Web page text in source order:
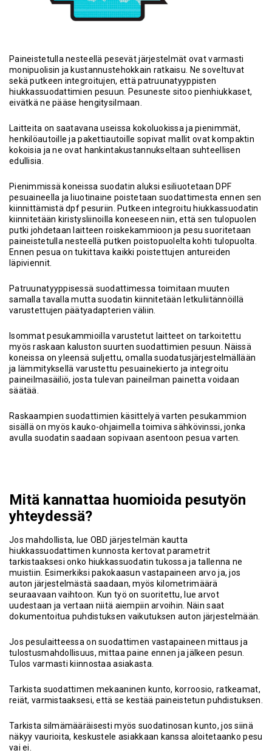
Paineistetulla nesteellä pesevät järjestelmät ovat varmasti
monipuolisin ja kustannustehokkain ratkaisu. Ne soveltuvat
sekä putkeen integroitujen, että patruunatyyppisten
hiukkassuodattimien pesuun. Pesuneste sitoo pienhiukkaset,
eivätkä ne pääse hengitysilmaan.
Laitteita on saatavana useissa kokoluokissa ja pienimmät,
henkilöautoille ja pakettiautoille sopivat mallit ovat kompaktin
kokoisia ja ne ovat hankintakustannukseltaan suhteellisen
edullisia.
Pienimmissä koneissa suodatin aluksi esiliuotetaan DPF
pesuaineella ja liuotinaine poistetaan suodattimesta ennen sen
kiinnittämistä dpf pesuriin. Putkeen integroitu hiukkassuodatin
kiinnitetään kiristysliinoilla koneeseen niin, että sen tulopuolen
putki johdetaan laitteen roiskekammioon ja pesu suoritetaan
paineistetulla nesteellä putken poistopuolelta kohti tulopuolta.
Ennen pesua on tukittava kaikki poistettujen antureiden
läpiviennit.
Patruunatyyppisessä suodattimessa toimitaan muuten
samalla tavalla mutta suodatin kiinnitetään letkuliitännöillä
varustettujen päätyadapterien väliin.
Isommat pesukammioilla varustetut laitteet on tarkoitettu
myös raskaan kaluston suurten suodattimien pesuun. Näissä
koneissa on yleensä suljettu, omalla suodatusjärjestelmällään
ja lämmityksellä varustettu pesuainekierto ja integroitu
paineilmasäiliö, josta tulevan paineilman painetta voidaan
säätää.
Raskaampien suodattimien käsittelyä varten pesukammion
sisällä on myös kauko-ohjaimella toimiva sähkövinssi, jonka
avulla suodatin saadaan sopivaan asentoon pesua varten.
Mitä kannattaa huomioida pesutyön
yhteydessä?
Jos mahdollista, lue OBD järjestelmän kautta
hiukkassuodattimen kunnosta kertovat parametrit
tarkistaaksesi onko hiukkassuodatin tukossa ja tallenna ne
muistiin. Esimerkiksi pakokaasun vastapaineen arvo ja, jos
auton järjestelmästä saadaan, myös kilometrimäärä
seuraavaan vaihtoon. Kun työ on suoritettu, lue arvot
uudestaan ja vertaan niitä aiempiin arvoihin. Näin saat
dokumentoitua puhdistuksen vaikutuksen auton järjestelmään.
Jos pesulaitteessa on suodattimen vastapaineen mittaus ja
tulostusmahdollisuus, mittaa paine ennen ja jälkeen pesun.
Tulos varmasti kiinnostaa asiakasta.
Tarkista suodattimen mekaaninen kunto, korroosio, ratkeamat,
reiät, varmistaaksesi, että se kestää paineistetun puhdistuksen.
Tarkista silmämääräisesti myös suodatinosan kunto, jos siinä
näkyy vaurioita, keskustele asiakkaan kanssa aloitetaanko pesu
vai ei.